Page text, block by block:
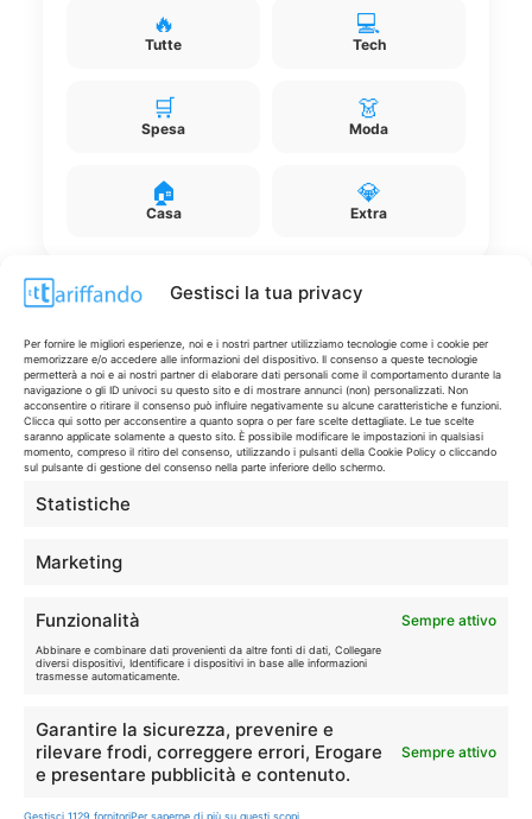
Gestisci la tua privacy
Per fornire le migliori esperienze, noi e i nostri partner utilizziamo tecnologie come i cookie per
memorizzare e/o accedere alle informazioni del dispositivo. Il consenso a queste tecnologie
permetterà a noi e ai nostri partner di elaborare dati personali come il comportamento durante la
navigazione o gli ID univoci su questo sito e di mostrare annunci (non) personalizzati. Non
acconsentire o ritirare il consenso può influire negativamente su alcune caratteristiche e funzioni.
Clicca qui sotto per acconsentire a quanto sopra o per fare scelte dettagliate. Le tue scelte
saranno applicate solamente a questo sito. È possibile modificare le impostazioni in qualsiasi
momento, compreso il ritiro del consenso, utilizzando i pulsanti della Cookie Policy o cliccando
sul pulsante di gestione del consenso nella parte inferiore dello schermo.
Statistiche
Marketing
Funzionalità Sempre attivo
Abbinare e combinare dati provenienti da altre fonti di dati, Collegare
diversi dispositivi, Identificare i dispositivi in base alle informazioni
trasmesse automaticamente.
Garantire la sicurezza, prevenire e
rilevare frodi, correggere errori, Erogare
e presentare pubblicità e contenuto.
Sempre attivo
Gestisci 1129 fornitoriPer saperne di più su questi scopi
🔥
Tutte
💻
Tech
🛒
Spesa
👗
Moda
🏠
Casa
💎
Extra
Disclaimer
I marchi citati appartengono ai rispettivi proprietari. Le offerte
segnalate possono subire variazioni: verifica sempre le condizioni
sui siti ufficiali.
Info
In qualità di Affiliato Amazon ed eBay, Tariffando riceve un
guadagno dagli acquisti idonei.